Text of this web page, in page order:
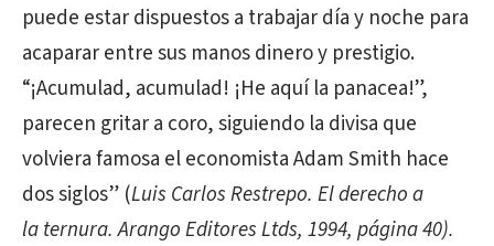
puede estar dispuestos a trabajar día y noche para
acaparar entre sus manos dinero y prestigio.
“¡Acumulad, acumulad! ¡He aquí la panacea!”,
parecen gritar a coro, siguiendo la divisa que
volviera famosa el economista Adam Smith hace
dos siglos” (Luis Carlos Restrepo. El derecho a
la ternura. Arango Editores Ltds, 1994, página 40).